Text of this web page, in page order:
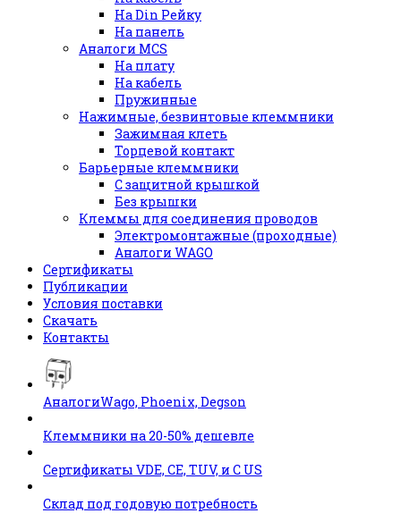
На Din Рейку
На панель
Аналоги MCS
На плату
На кабель
Пружинные
Нажимные, безвинтовые клеммники
Зажимная клеть
Торцевой контакт
Барьерные клеммники
С защитной крышкой
Без крышки
Клеммы для соединения проводов
Электромонтажные (проходные)
Аналоги WAGO
Сертификаты
Публикации
Условия поставки
Скачать
Контакты
АналогиWago, Phoenix, Degson
Клеммники на 20-50% дешевле
Сертификаты VDE, CE, TUV, и C US
Склад под годовую потребность